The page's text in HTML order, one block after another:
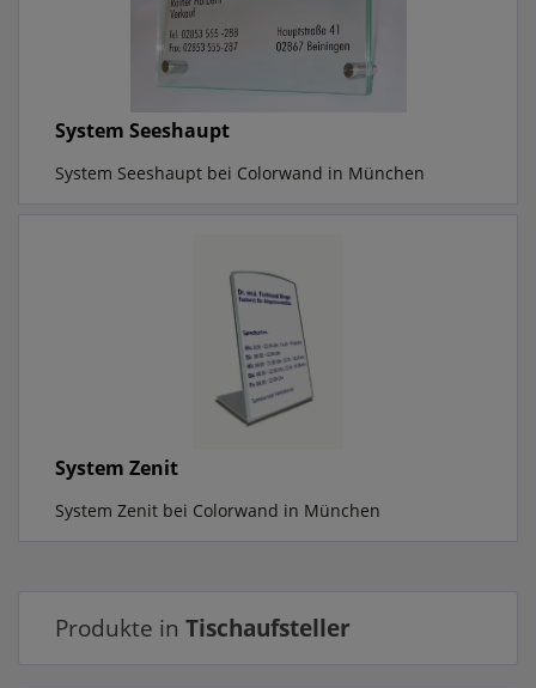
System Seeshaupt
System Seeshaupt bei Colorwand in München
System Zenit
System Zenit bei Colorwand in München
Produkte in Tischaufsteller